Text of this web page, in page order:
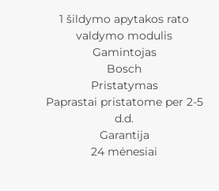
1 šildymo apytakos rato
valdymo modulis
Gamintojas
Bosch
Pristatymas
Paprastai pristatome per 2-5
d.d.
Garantija
24 mėnesiai